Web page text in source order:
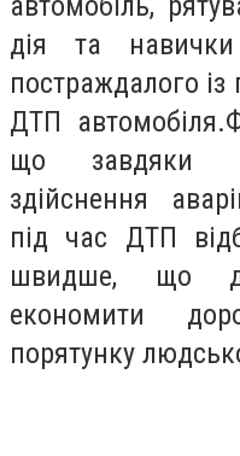
дія та навички
постраждалого із
ДТП
що завдяки
здійснення
під час ДТП
швидше, що
економити
порятунку